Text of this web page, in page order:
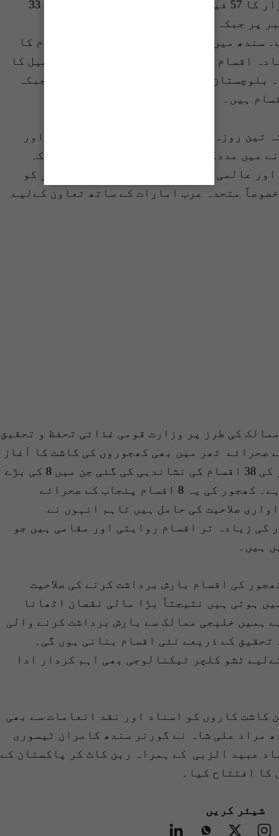
ہوئے کہا کہ پاکستان کی کل پیداوار کا 57 فیصد سندھ پیدا کرتا ہے۔ ساڑھے 33
پر جبکہ ڈھائی فیصد پیداوار کے ساتھ
سندھ میں خیرپور کھجور کی مختلف اقسام کا
اصیل سمیت 300 سے زیادہ اقسام کی کھجور کاشت کی جاتی ہے۔ اصیل کا
میں حصہ 70 فیصد ہے۔ بلوچستان میں بیکم جنگی اور مضاواتی جبکہ
ہیں۔
تین روزہ فیسٹیول معلومات کے تبادلے اور
میں مددگار ثابت ہوگا۔ انہوں نے کہا کہ
عالمی مارکیٹ میں پاکستان کے کردار کو
متحدہ عرب امارات کے ساتھ تعاون کےلیے
کی طرز پر وزارت قومی غذائی تحفظ و تحقیق
صحرائے تھر میں بھی کھجوروں کی کاشت کا آغاز
کیا ہے۔ کئی تجربات کے بعد کھجور کی 38 اقسام کی نشاندہی کی گئی جن میں 8 کی بڑے
پیمانے پر کاشت کی سفارش کی گئی ہے۔ کھجور کی یہ 8 اقسام پنجاب کے صحرائے
صلاحیت کی حامل ہیں تاہم انہوں نے
کی زیادہ تر اقسام روایتی اور مقامی ہیں جو
ہیں۔
کی اقسام بارش برداشت کرنے کی صلاحیت
ہوتی ہیں نتیجتاً بڑا مالی نقصان اٹھانا
ہمیں خلیجی ممالک سے بارش برداشت کرنے والی
کے ذریعے نئی اقسام بنانی ہوں گی۔
ٹشو کلچر ٹیکنالوجی بھی اہم کردار ادا
کاشت کاروں کو اسناد اور نقد انعامات سے بھی
مراد علی شاہ نے گورنر سندھ کامران ٹیسوری
عبید الزبی کے ہمراہ ربن کاٹ کر پاکستان کے
کا افتتاح کیا۔
شیئر کریں